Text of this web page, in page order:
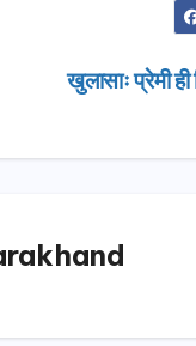
खुलासाः प्रेमी